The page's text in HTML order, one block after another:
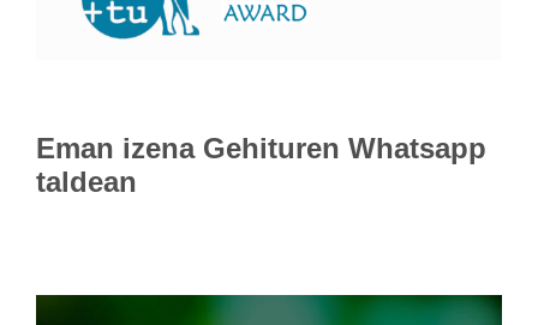
Eman izena Gehituren Whatsapp
taldean